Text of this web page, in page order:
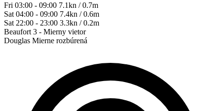
Fri 03:00 - 09:00 7.1kn / 0.7m
Sat 04:00 - 09:00 7.4kn / 0.6m
Sat 22:00 - 23:00 3.3kn / 0.2m
Beaufort 3 - Mierny vietor
Douglas Mierne rozbúrená